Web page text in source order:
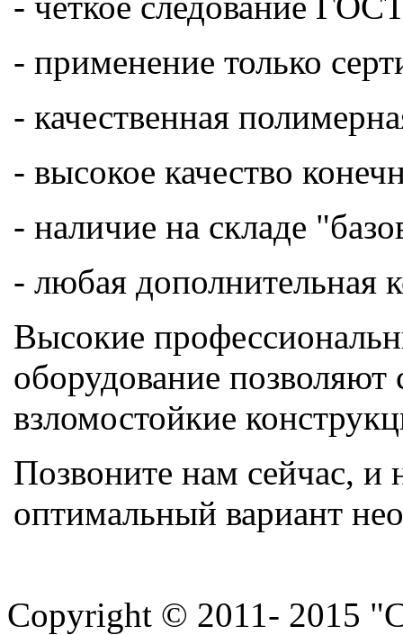
- применение только
- качественная
- высокое качество
- наличие на складе
- любая дополнительная
Высокие
оборудование
взломостойкие
Позвоните нам сейчас,
оптимальный вариант
Copyright © 2011- 2015